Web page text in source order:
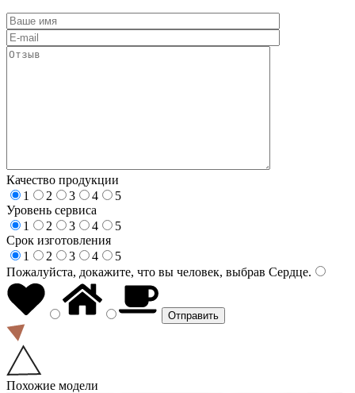
Качество продукции
1
2 3 4
5
Уровень сервиса
1
2 3 4
5
Срок изготовления
1
2 3 4
5
Пожалуйста, докажите, что вы человек, выбрав Сердце.
Похожие модели